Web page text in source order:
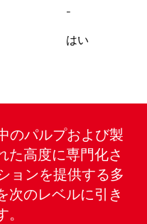
-
はい
のパルプおよび製
た高度に専門化さ
ョンを提供する多
次のレベルに引き